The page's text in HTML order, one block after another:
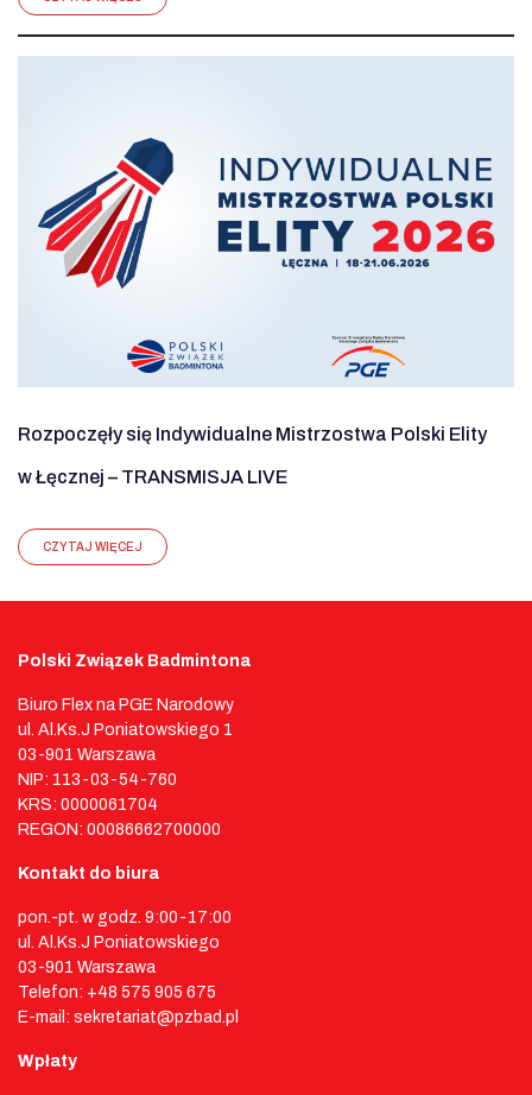
Rozpoczęły się Indywidualne Mistrzostwa Polski Elity
w Łęcznej – TRANSMISJA LIVE
CZYTAJ WIĘCEJ
Polski Związek Badmintona
Biuro Flex na PGE Narodowy
ul. Al.Ks.J Poniatowskiego 1
03-901 Warszawa
NIP: 113-03-54-760
KRS: 0000061704
REGON: 00086662700000
Kontakt do biura
pon.-pt. w godz. 9:00-17:00
ul. Al.Ks.J Poniatowskiego
03-901 Warszawa
Telefon: +48 575 905 675
E-mail: sekretariat@pzbad.pl
Wpłaty